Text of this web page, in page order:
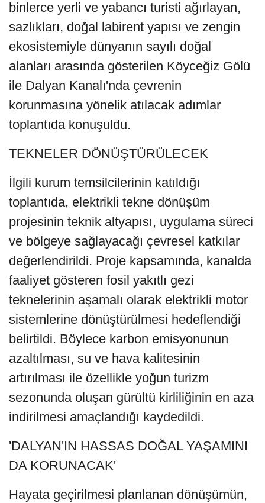
binlerce yerli ve yabancı turisti ağırlayan,
sazlıkları, doğal labirent yapısı ve zengin
ekosistemiyle dünyanın sayılı doğal
alanları arasında gösterilen Köyceğiz Gölü
ile Dalyan Kanalı'nda çevrenin
korunmasına yönelik atılacak adımlar
toplantıda konuşuldu.
TEKNELER DÖNÜŞTÜRÜLECEK
İlgili kurum temsilcilerinin katıldığı
toplantıda, elektrikli tekne dönüşüm
projesinin teknik altyapısı, uygulama süreci
ve bölgeye sağlayacağı çevresel katkılar
değerlendirildi. Proje kapsamında, kanalda
faaliyet gösteren fosil yakıtlı gezi
teknelerinin aşamalı olarak elektrikli motor
sistemlerine dönüştürülmesi hedeflendiği
belirtildi. Böylece karbon emisyonunun
azaltılması, su ve hava kalitesinin
artırılması ile özellikle yoğun turizm
sezonunda oluşan gürültü kirliliğinin en aza
indirilmesi amaçlandığı kaydedildi.
'DALYAN'IN HASSAS DOĞAL YAŞAMINI
DA KORUNACAK'
Hayata geçirilmesi planlanan dönüşümün,